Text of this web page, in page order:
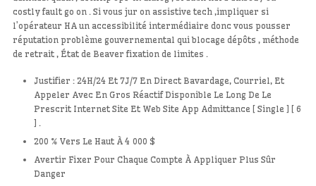
costly fault go on . Si vous jur on assistive tech ,impliquer si
l’opérateur HA un accessibilité intermédiaire donc vous pousser
réputation problème gouvernemental qui blocage dépôts , méthode
de retrait , État de Beaver fixation de limites .
Justifier : 24H/24 Et 7J/7 En Direct Bavardage, Courriel, Et
Appeler Avec En Gros Réactif Disponible Le Long De Le
Prescrit Internet Site Et Web Site App Admittance [ Single ] [ 6
] .
200 % Vers Le Haut À 4 000 $
Avertir Fixer Pour Chaque Compte À Appliquer Plus Sûr
Danger